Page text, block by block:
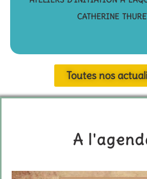
CATHERINE
Toutes nos
A